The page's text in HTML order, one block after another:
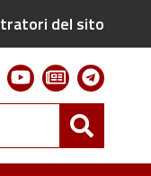
del sito
youtubenewsletter
Cerca
nel
sito